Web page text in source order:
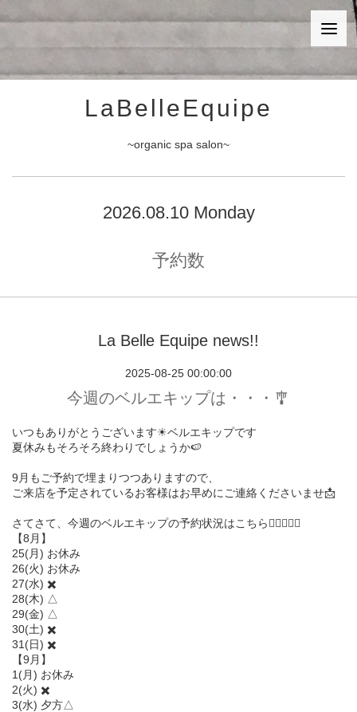
LaBelleEquipe
~organic spa salon~
2026.08.10 Monday
予約数
La Belle Equipe news!!
2025-08-25 00:00:00
今週のベルエキップは・・・🎐
いつもありがとうございます☀︎ベルエキップです
夏休みもそろそろ終わりでしょうか🍉
9月もご予約で埋まりつつありますので、
ご来店を予定されているお客様はお早めにご連絡くださいませ📩
さてさて、今週のベルエキップの予約状況はこちら💁🏻‍♀️💁‍♂️
【8月】
25(月) お休み
26(火) お休み
27(水) ✖️
28(木) △
29(金) △
30(土) ✖️
31(日) ✖️
【9月】
1(月) お休み
2(火) ✖️
3(水) 夕方△